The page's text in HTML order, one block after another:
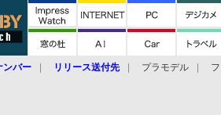
ンバー リリース送付先 プラモデル